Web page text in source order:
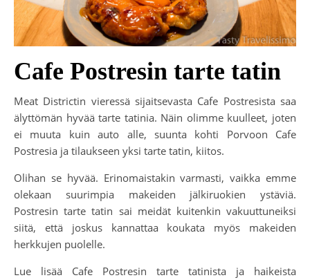
Cafe Postresin tarte tatin
Meat Districtin vieressä sijaitsevasta Cafe Postresista saa
älyttömän hyvää tarte tatinia. Näin olimme kuulleet, joten
ei muuta kuin auto alle, suunta kohti Porvoon Cafe
Postresia ja tilaukseen yksi tarte tatin, kiitos.
Olihan se hyvää. Erinomaistakin varmasti, vaikka emme
olekaan suurimpia makeiden jälkiruokien ystäviä.
Postresin tarte tatin sai meidät kuitenkin vakuuttuneiksi
siitä, että joskus kannattaa koukata myös makeiden
herkkujen puolelle.
Lue lisää Cafe Postresin tarte tatinista ja haikeista